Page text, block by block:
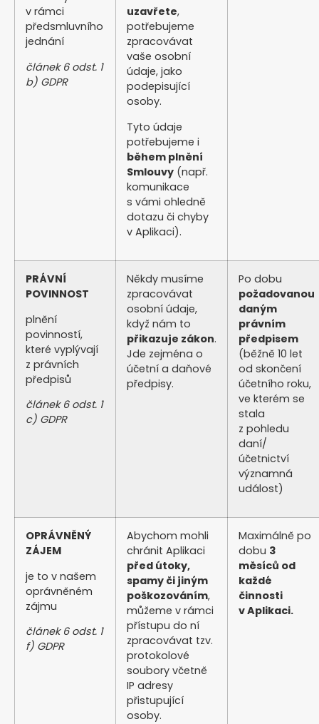
v rámci
předsmluvního
jednání
článek 6 odst. 1
b) GDPR
uzavřete,
potřebujeme
zpracovávat
vaše osobní
údaje, jako
podepisující
osoby.
Tyto údaje
potřebujeme i
během plnění
Smlouvy (např.
komunikace
s vámi ohledně
dotazu či chyby
v Aplikaci).
PRÁVNÍ
POVINNOST
plnění
povinností,
které vyplývají
z právních
předpisů
článek 6 odst. 1
c) GDPR
Někdy musíme
zpracovávat
osobní údaje,
když nám to
přikazuje zákon.
Jde zejména o
účetní a daňové
předpisy.
Po dobu
požadovanou
daným
právním
předpisem
(běžně 10 let
od skončení
účetního roku,
ve kterém se
stala
z pohledu
daní/
účetnictví
významná
událost)
OPRÁVNĚNÝ
ZÁJEM
je to v našem
oprávněném
zájmu
článek 6 odst. 1
f) GDPR
Abychom mohli
chránit Aplikaci
před útoky,
spamy či jiným
poškozováním,
můžeme v rámci
přístupu do ní
zpracovávat tzv.
protokolové
soubory včetně
IP adresy
přistupující
osoby.
Maximálně po
dobu 3
měsíců od
každé
činnosti
v Aplikaci.